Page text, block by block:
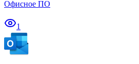
Офисное ПО
1